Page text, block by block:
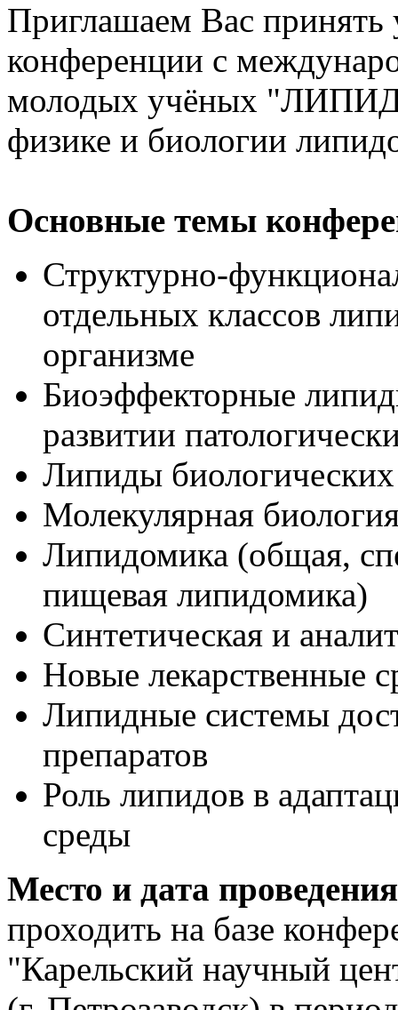
Приглашаем Вас принять
конференции с
молодых учёных
физике и биологии
Основные темы
Структурно-
отдельных классов
организме
Биоэффекторные
развитии
Липиды
Молекулярная
Липидомика (общая,
пищевая липидомика)
Синтетическая и
Новые лекарственные
Липидные системы
препаратов
Роль липидов в
среды
Место и дата
проходить на базе
"Карельский научный